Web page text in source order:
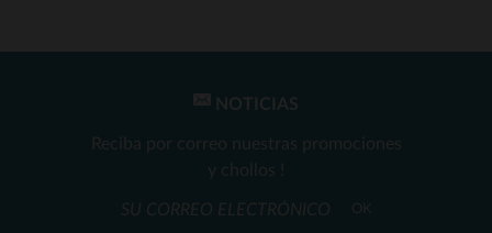
NOTICIAS
Reciba por correo nuestras promociones
y chollos !
OK